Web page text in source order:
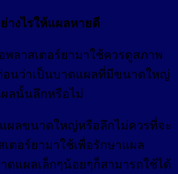
างไรให้แผลหายดี
พลาสเตอร์ยามาใช้ควรดูสภาพ
นว่าเป็นบาดแผลที่มีขนาดใหญ่
ลนั้นลึกหรือไม่
ผลขนาดใหญ่หรือลึกไม่ควรที่จะ
เตอร์ยามาใช้เพื่อรักษาแผล
ดแผลเล็กๆน้อยๆก็สามารถใช้ได้